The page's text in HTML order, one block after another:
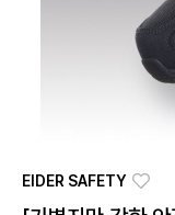
EIDER SAFETY